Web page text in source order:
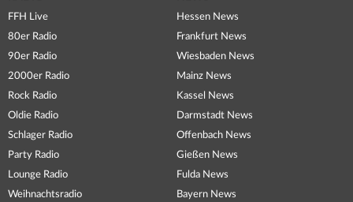
FFH Live
80er Radio
90er Radio
2000er Radio
Rock Radio
Oldie Radio
Schlager Radio
Party Radio
Lounge Radio
Weihnachtsradio
Hessen News
Frankfurt News
Wiesbaden News
Mainz News
Kassel News
Darmstadt News
Offenbach News
Gießen News
Fulda News
Bayern News